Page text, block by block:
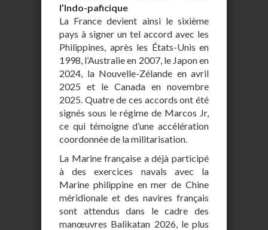
l’Indo-paficique
La France devient ainsi le sixième
pays à signer un tel accord avec les
Philippines, après les États-Unis en
1998, l’Australie en 2007, le Japon en
2024, la Nouvelle-Zélande en avril
2025 et le Canada en novembre
2025. Quatre de ces accords ont été
signés sous le régime de Marcos Jr,
ce qui témoigne d’une accélération
coordonnée de la militarisation.
La Marine française a déjà participé
à des exercices navals avec la
Marine philippine en mer de Chine
méridionale et des navires français
sont attendus dans le cadre des
manœuvres Balikatan 2026, le plus